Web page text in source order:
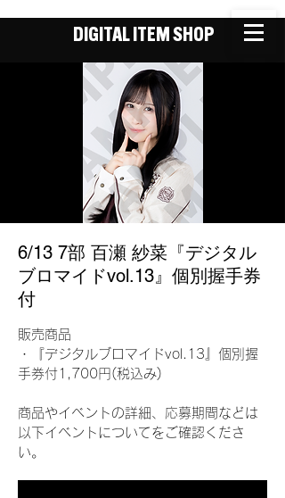
DIGITAL ITEM SHOP
6/13 7部 百瀬 紗菜『デジタル
ブロマイドvol.13』個別握手券
付
販売商品
・『デジタルブロマイドvol.13』個別握
手券付1,700円(税込み)
商品やイベントの詳細、応募期間などは
以下イベントについてをご確認くださ
い。